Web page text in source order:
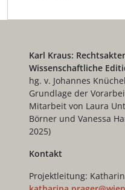
Karl Kraus:
Wissenschaftliche
hg. v. Johannes
Grundlage der
Mitarbeit von Laura
Börner und Vanessa
2025)
Kontakt
Projektleitung: